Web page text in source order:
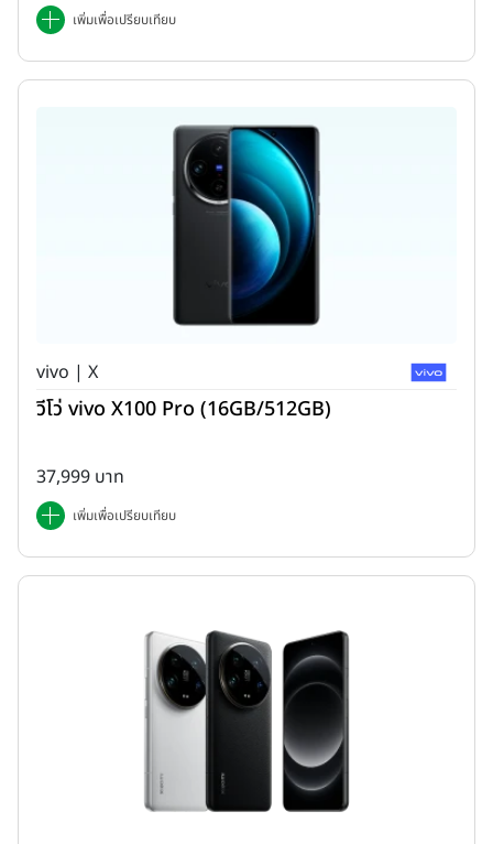
เพิ่มเพื่อเปรียบเทียบ
vivo | X
วีโว่ vivo X100 Pro (16GB/512GB)
37,999 บาท
เพิ่มเพื่อเปรียบเทียบ